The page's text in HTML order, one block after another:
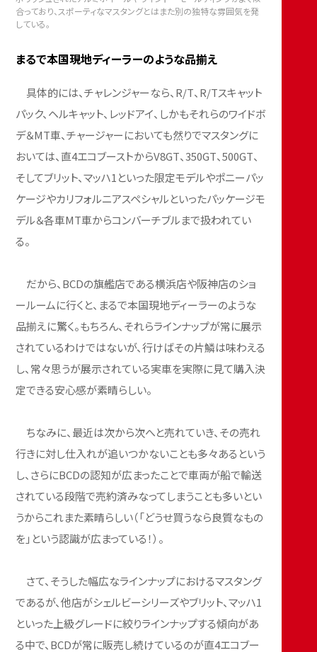
合っており、スポーティなマスタングとはまた別の独特な雰囲気を発
している。
まるで本国現地ディーラーのような品揃え
具体的には、チャレンジャーなら、R/T、R/Tスキャット
パック、ヘルキャット、レッドアイ、しかもそれらのワイドボ
デ＆MT車、チャージャーにおいても然りでマスタングに
おいては、直4エコブーストからV8GT、350GT、500GT、
そしてブリット、マッハ1といった限定モデルやポニーパッ
ケージやカリフォルニアスペシャルといったパッケージモ
デル＆各車MT車からコンバーチブルまで扱われてい
る。
だから、BCDの旗艦店である横浜店や阪神店のショ
ールームに行くと、まるで本国現地ディーラーのような
品揃えに驚く。もちろん、それらラインナップが常に展示
されているわけではないが、行けばその片鱗は味わえる
し、常々思うが展示されている実車を実際に見て購入決
定できる安心感が素晴らしい。
ちなみに、最近は次から次へと売れていき、その売れ
行きに対し仕入れが追いつかないことも多々あるという
し、さらにBCDの認知が広まったことで車両が船で輸送
されている段階で売約済みなってしまうことも多いとい
うからこれまた素晴らしい（「どうせ買うなら良質なもの
を」という認識が広まっている！）。
さて、そうした幅広なラインナップにおけるマスタング
であるが、他店がシェルビーシリーズやブリット、マッハ1
といった上級グレードに絞りラインナップする傾向があ
る中で、BCDが常に販売し続けているのが直4エコブー